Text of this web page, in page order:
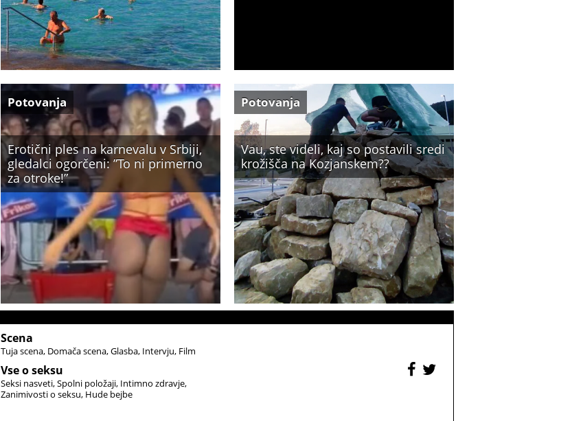
Erotični ples na karnevalu v Srbiji,
gledalci ogorčeni: ”To ni primerno
za otroke!”
Potovanja
Vau, ste videli, kaj so postavili sredi
krožišča na Kozjanskem??
Potovanja
Scena
Tuja scena Domača scena Glasba Intervju Film
Vse o seksu
Seksi nasveti Spolni položaji Intimno zdravje
Zanimivosti o seksu Hude bejbe